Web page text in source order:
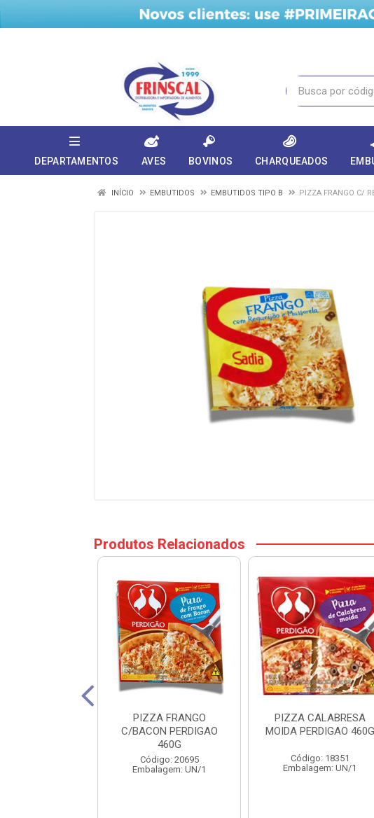
DEPARTAMENTOS AVES BOVINOS CHARQUEADOS
INÍCIO EMBUTIDOS EMBUTIDOS TIPO B PIZZA FRANGO C/
Produtos Relacionados
PIZZA FRANGO
C/BACON PERDIGAO
460G
Código: 20695
Embalagem: UN/1
PIZZA CALABRESA
MOIDA PERDIGAO 460G
Código: 18351
Embalagem: UN/1